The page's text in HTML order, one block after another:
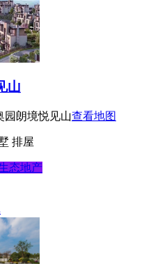
山
园朗境悦见山查看地图
排屋
态地产